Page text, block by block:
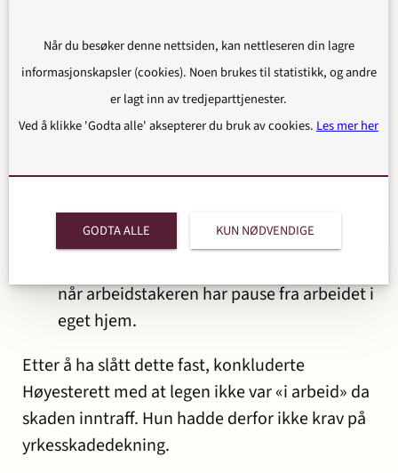
arbeidsstedet, skal bedømmelsen være
romslig. Da omfattes også ulykker som
skjer i spise- og hvilepauser, under
bedriftslegebesøk, trimaktiviteter og
ordinære arbeidsstedet.
Denne romslige bedømmelsen av
når arbeidstakeren har pause fra arbeidet i
eget hjem.
Etter å ha slått dette fast, konkluderte
Høyesterett med at legen ikke var «i arbeid» da
skaden inntraff. Hun hadde derfor ikke krav på
yrkesskadedekning.
Når du besøker denne nettsiden, kan nettleseren din lagre
informasjonskapsler (cookies). Noen brukes til statistikk, og andre
er lagt inn av tredjeparttjenester.
Ved å klikke 'Godta alle' aksepterer du bruk av cookies. Les mer her
GODTA ALLE KUN NØDVENDIGE